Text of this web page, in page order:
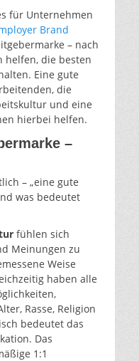
für Unternehmen
Brand
– nach
helfen, die besten
Eine gute
die
und eine
hierbei helfen.
–
– „eine gute
was bedeutet
fühlen sich
Meinungen zu
Weise
haben alle
Rasse, Religion
bedeutet das
Das
1:1